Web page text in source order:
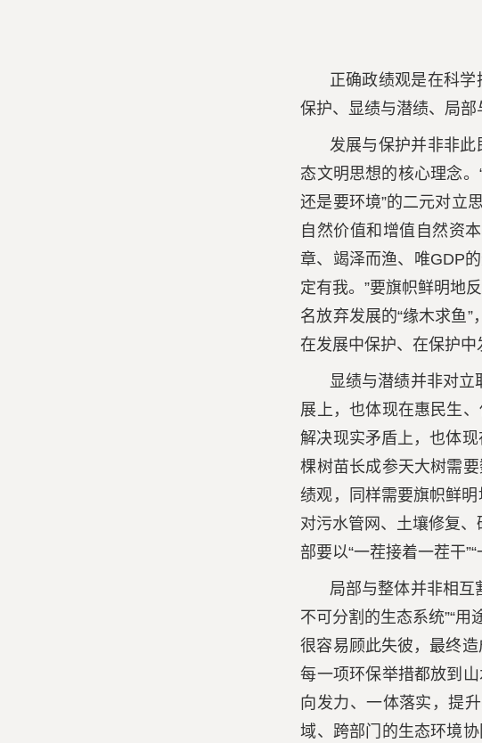
正确政绩观是在科
保护、显绩与潜绩、局部
发展与保护并非非
态文明思想的核心理念
还是要环境”的二元对立
自然价值和增值自然资
章、竭泽而渔、唯GDP
定有我。”要旗帜鲜明地
名放弃发展的“缘木求鱼
在发展中保护、在保护中
显绩与潜绩并非对立
展上，也体现在惠民生
解决现实矛盾上，也体
棵树苗长成参天大树需
绩观，同样需要旗帜鲜
对污水管网、土壤修复
部要以“一茬接着一茬干
局部与整体并非相互
不可分割的生态系统”“
很容易顾此失彼，最终
每一项环保举措都放到
向发力、一体落实，提
域、跨部门的生态环境